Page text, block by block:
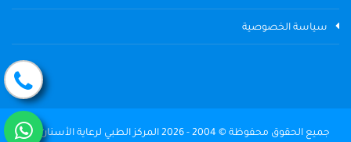
سياسة الخصوصية
جميع الحقوق محفوظة © 2004 - 2026 المركز الطبي لرعاية الأسنان The